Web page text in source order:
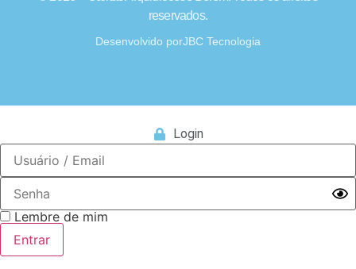
reservados.
Desenvolvido porJBC Tecnologia
Login
Lembre de mim